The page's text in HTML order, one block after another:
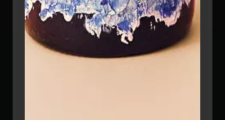
6. קובצי "עוגיות" (Cookies) וכלים
סטטיסטיים
האתר משתמש בקובצי "עוגיות" כדי לזהות את המשתמשים